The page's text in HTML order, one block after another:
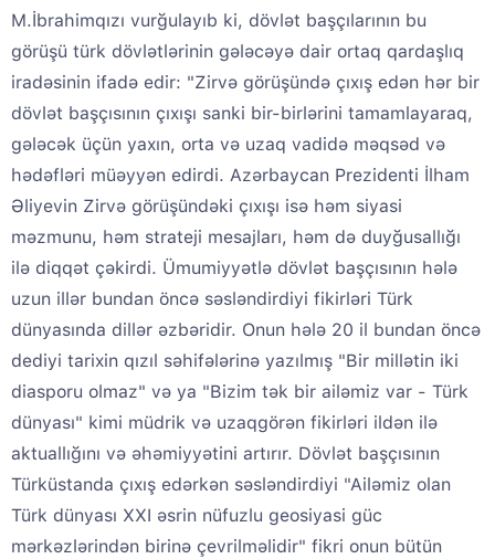
M.İbrahimqızı vurğulayıb ki, dövlət başçılarının bu
görüşü türk dövlətlərinin gələcəyə dair ortaq qardaşlıq
iradəsinin ifadə edir: "Zirvə görüşündə çıxış edən hər bir
dövlət başçısının çıxışı sanki bir-birlərini tamamlayaraq,
gələcək üçün yaxın, orta və uzaq vadidə məqsəd və
hədəfləri müəyyən edirdi. Azərbaycan Prezidenti İlham
Əliyevin Zirvə görüşündəki çıxışı isə həm siyasi
məzmunu, həm strateji mesajları, həm də duyğusallığı
ilə diqqət çəkirdi. Ümumiyyətlə dövlət başçısının hələ
uzun illər bundan öncə səsləndirdiyi fikirləri Türk
dünyasında dillər əzbəridir. Onun hələ 20 il bundan öncə
dediyi tarixin qızıl səhifələrinə yazılmış "Bir millətin iki
diasporu olmaz" və ya "Bizim tək bir ailəmiz var - Türk
dünyası" kimi müdrik və uzaqgörən fikirləri ildən ilə
aktuallığını və əhəmiyyətini artırır. Dövlət başçısının
Türküstanda çıxış edərkən səsləndirdiyi "Ailəmiz olan
Türk dünyası XXI əsrin nüfuzlu geosiyasi güc
mərkəzlərindən birinə çevrilməlidir" fikri onun bütün